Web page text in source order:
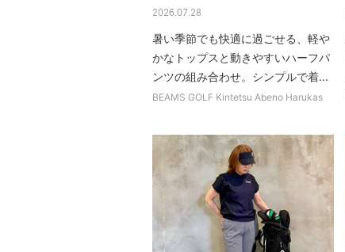
2026.07.28
暑い季節でも快適に過ごせる、軽や
かなトップスと動きやすいハーフパ
ンツの組み合わせ。シンプルで着...
BEAMS GOLF Kintetsu Abeno Harukas